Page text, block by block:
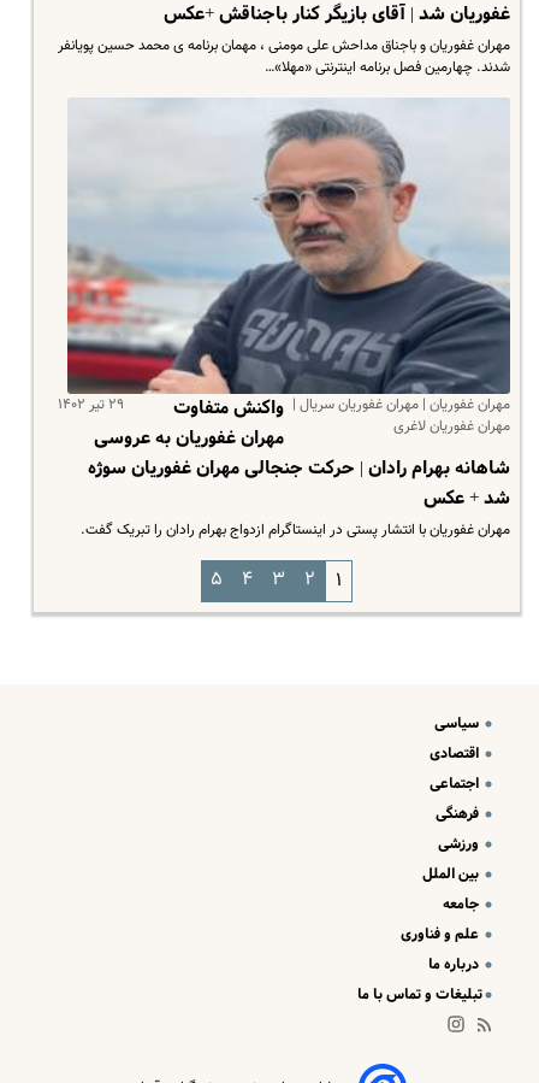
غفوریان شد | آقای بازیگر کنار باجناقش +عکس
مهران غفوریان و باجناق مداحش علی مومنی ، مهمان برنامه ی محمد حسین پویانفر
شدند. چهارمین فصل برنامه اینترنتی «مهلا»…
مهران غفوریان | مهران غفوریان سریال |
مهران غفوریان لاغری
۲۹ تیر ۱۴۰۲
واکنش متفاوت
مهران غفوریان به عروسی
شاهانه بهرام رادان | حرکت جنجالی مهران غفوریان سوژه
شد + عکس
مهران غفوریان با انتشار پستی در اینستاگرام ازدواج بهرام رادان را تبریک گفت.
۱ ۲ ۳ ۴ ۵
سیاسی
اقتصادی
اجتماعی
فرهنگی
ورزشی
بین الملل
جامعه
علم و فناوری
درباره ما
تبلیغات و تماس با ما